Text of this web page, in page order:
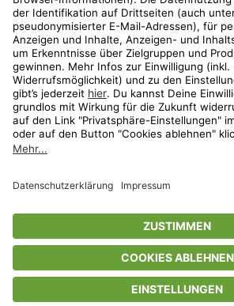
Travel
* Streichpreise entsprechen der
Herstellers. Prozentangaben beziehen sich
Freunde-Aktionen findest Du unter
ᵇ Gilt nur für von limango versandte Ware (nicht